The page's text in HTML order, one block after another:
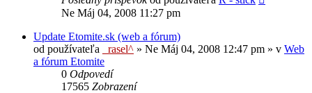
Ne Máj 04, 2008 11:27 pm
Update Etomite.sk (web a fórum)
od používateľa
_rasel^ » Ne Máj 04, 2008 12:47 pm » v Web
a fórum Etomite
0 Odpovedí
17565 Zobrazení